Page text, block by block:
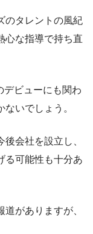
のタレントの風紀
心な指導で持ち直
デビューにも関わ
いでしょう。
会社を設立し、
る可能性も十分あ
がありますが、